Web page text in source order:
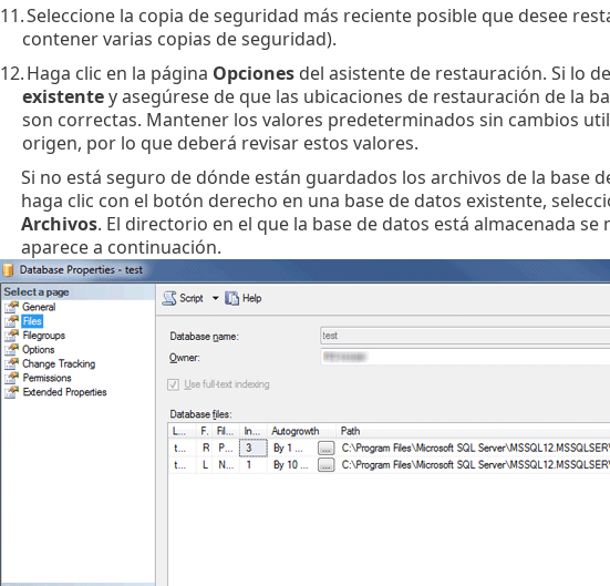
11.Seleccione la copia de seguridad más reciente posible que desee
contener varias copias de seguridad).
12.Haga clic en la página Opcionesdel asistente de restauración. Si lo
existentey asegúrese de que las ubicaciones de restauración de la
son correctas. Mantener los valores predeterminados sin cambios
origen, por lo que deberá revisar estos valores.
Si no está seguro de dónde están guardados los archivos de la base
haga clic con el botón derecho en una base de datos existente,
Archivos. El directorio en el que la base de datos está almacenada se
aparece a continuación.